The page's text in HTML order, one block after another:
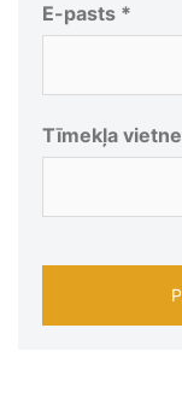
E-pasts *
Tīmekļa vietne